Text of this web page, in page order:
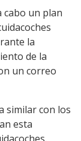
cabo un plan
la
de la
un correo
similar con los
esta